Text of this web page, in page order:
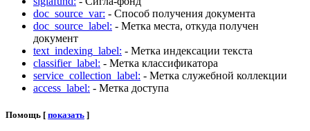
doc_source_var: - Способ получения документа
doc_source_label: - Метка места, откуда получен
документ
text_indexing_label: - Метка индексации текста
classifier_label: - Метка классификатора
service_collection_label: - Метка служебной коллекции
access_label: - Метка доступа
Помощь [ показать ]